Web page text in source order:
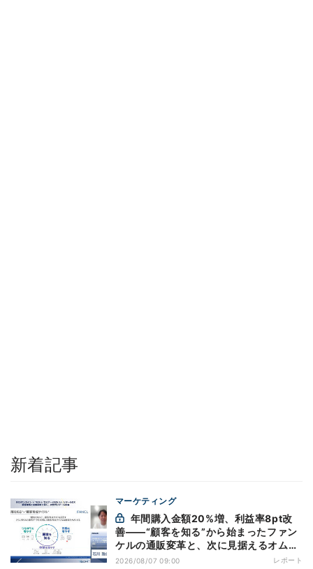
新着記事
マーケティング
善——“顧客を知る”から始まったファン
ケルの通販変革と、次に見据えるオムニ
チャネル
2026/08/07 09:00 レポート